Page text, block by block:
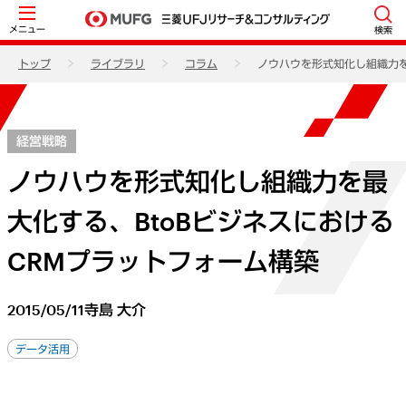
メニュー 検索
トップ ライブラリ コラム ノウハウを形式知化し組織力
経営戦略
ノウハウを形式知化し組織力を最
大化する、BtoBビジネスにおける
CRMプラットフォーム構築
2015/05/11寺島 大介
データ活用